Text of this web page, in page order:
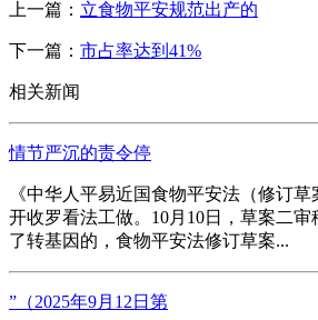
上一篇： 立食物平安规范出产的
下一篇： 市占率达到41%
相关新闻
情节严沉的责令停
《中华人平易近国食物平安法（修订
开收罗看法工做。10月10日，草案二
了转基因的，食物平安法修订草案...
”（2025年9月12日第